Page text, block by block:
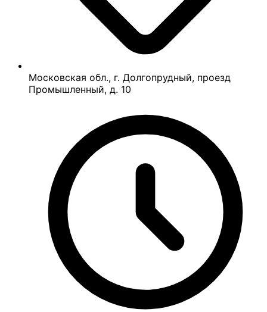
Московская обл., г. Долгопрудный, проезд
Промышленный, д. 10